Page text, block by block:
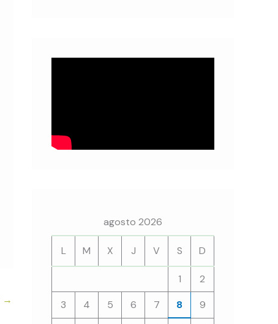
→
agosto 2026
L M X J V S D
1
2
3
4 5 6 7 8 9